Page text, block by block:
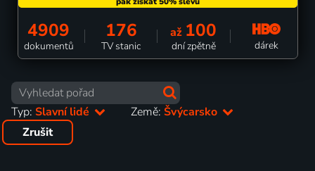
4909
dokumentů
176
TV stanic
až 100
dní zpětně dárek
Typ: Slavní lidé Země:Švýcarsko
Zrušit